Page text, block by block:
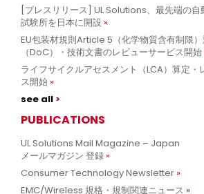
[プレスリリース] UL Solutions、最先端の
試験所を日本に開設
EU包装材規則Article 5（化学物質含有制限
（DoC）・技術文書のレビューサービス開始
ライフサイクルアセスメント（LCA）算定
ス開始
see all
PUBLICATIONS
UL Solutions Mail Magazine – Japan
メールマガジン 登録
Consumer Technology Newsletter
EMC/Wireless 規格・規制関連ニュース